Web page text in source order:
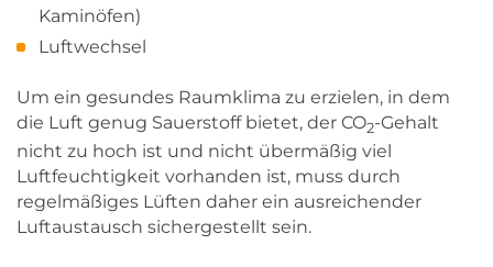
Kaminöfen)
Luftwechsel
Um ein gesundes Raumklima zu erzielen, in dem
die Luft genug Sauerstoff bietet, der CO2-Gehalt
nicht zu hoch ist und nicht übermäßig viel
Luftfeuchtigkeit vorhanden ist, muss durch
regelmäßiges Lüften daher ein ausreichender
Luftaustausch sichergestellt sein.